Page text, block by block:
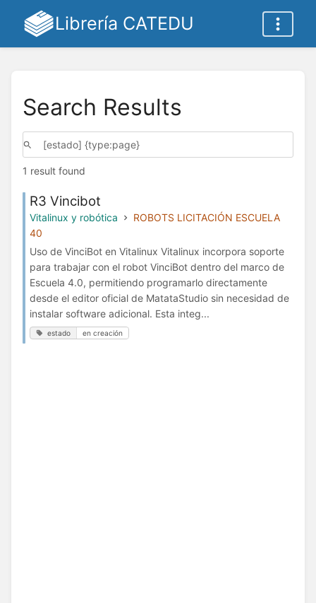
Librería CATEDU
Search Results
1 result found
R3 Vincibot
Vitalinux y robótica
ROBOTS LICITACIÓN ESCUELA
40
Uso de VinciBot en Vitalinux Vitalinux incorpora soporte
para trabajar con el robot VinciBot dentro del marco de
Escuela 4.0, permitiendo programarlo directamente
desde el editor oficial de MatataStudio sin necesidad de
instalar software adicional. Esta integ...
estado en creación